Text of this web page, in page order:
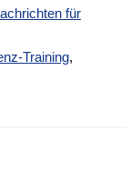
für
Training,